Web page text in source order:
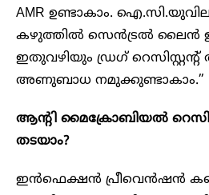
AMR ഉണ്ടാകാം.
കഴുത്തിൽ സെൻട്രൽ ലൈൻ
ഇതുവഴിയും ഡ്രഗ്
അണുബാധ നമുക്കുണ്ടാകാം.”
ആന്റി മൈക്രോബിയൽ
തടയാം?
ഇൻഫെക്ഷൻ പ്രീവെൻഷൻ